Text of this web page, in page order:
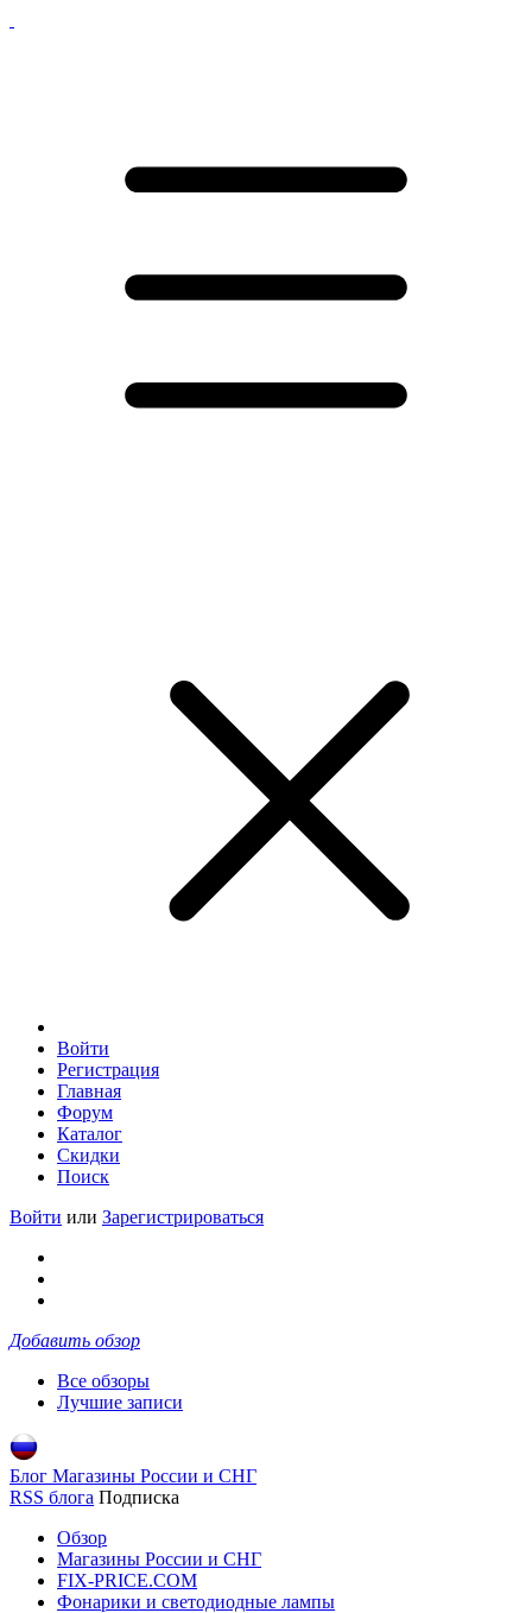
Войти
Регистрация
Главная
Форум
Каталог
Скидки
Поиск
Войти или Зарегистрироваться
Добавить обзор
Все обзоры
Лучшие записи
Блог Магазины России и СНГ
RSS блога Подписка
Обзор
Магазины России и СНГ
FIX-PRICE.COM
Фонарики и светодиодные лампы